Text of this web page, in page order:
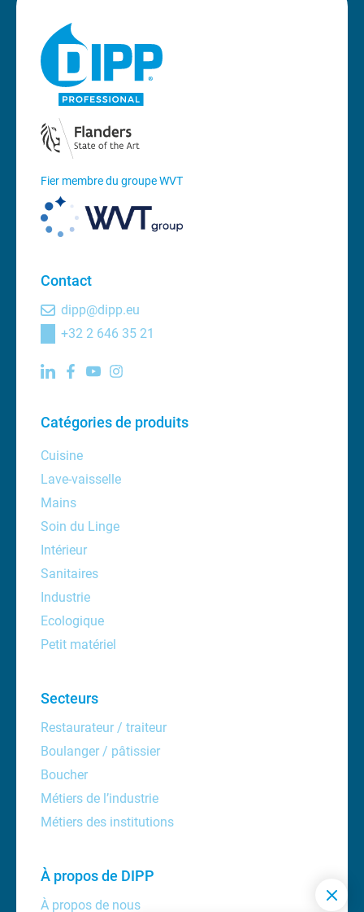
Fier membre du groupe WVT
Contact
dipp@dipp.eu
+32 2 646 35 21
Catégories de produits
Cuisine
Lave-vaisselle
Mains
Soin du Linge
Intérieur
Sanitaires
Industrie
Ecologique
Petit matériel
Secteurs
Restaurateur / traiteur
Boulanger / pâtissier
Boucher
Métiers de l’industrie
Métiers des institutions
À propos de DIPP
À propos de nous